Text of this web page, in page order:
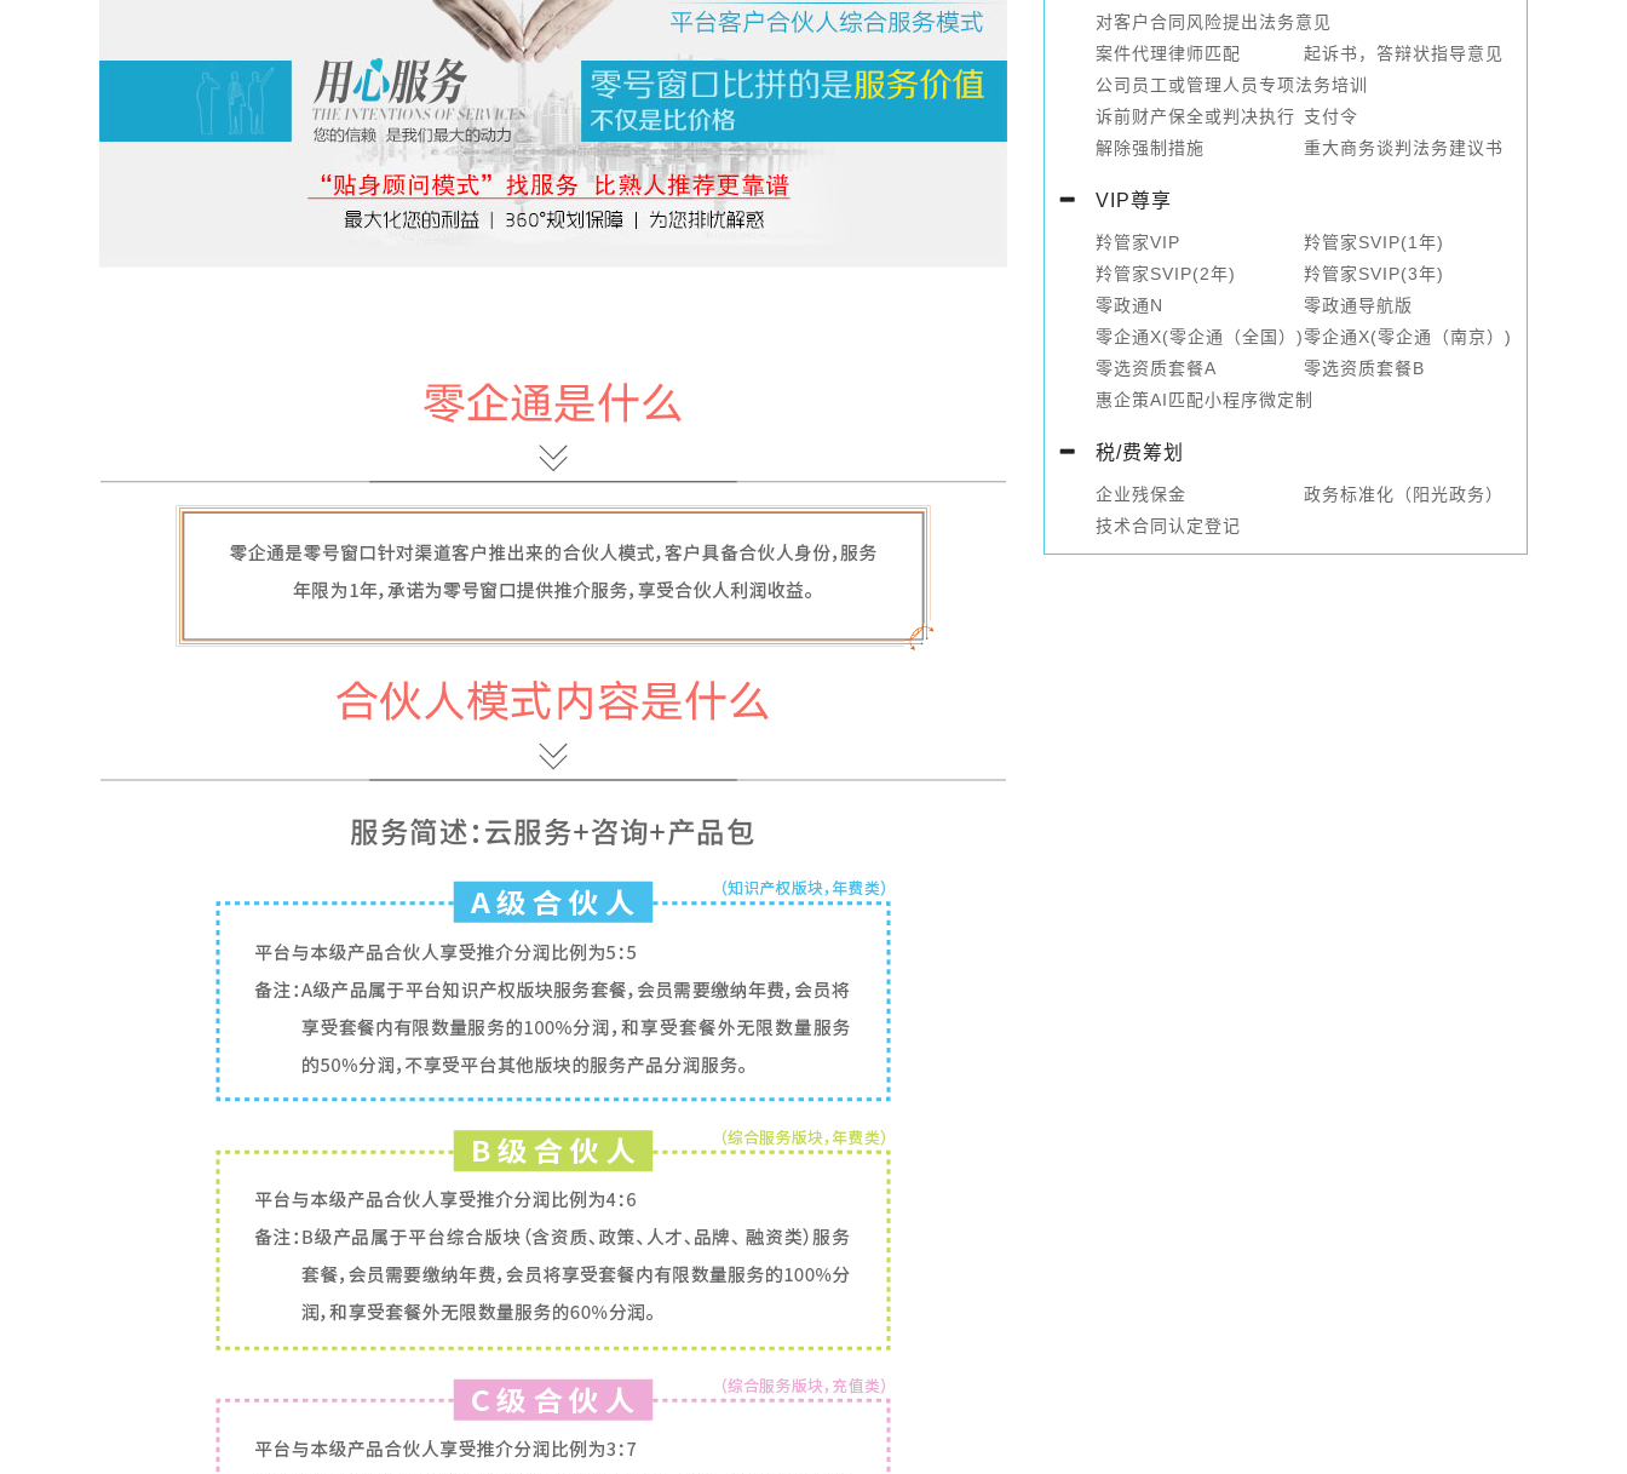
对客户合同风险提出法务意见
案件代理律师匹配
起诉书，答辩状指导意见
公司员工或管理人员专项法务培训
诉前财产保全或判决执行 支付令
解除强制措施
重大商务谈判法务建议书
VIP尊享
羚管家VIP
羚管家SVIP(1年)
羚管家SVIP(2年)
羚管家SVIP(3年)
零政通N
零政通导航版
零企通X(零企通（全国）)零企通X(零企通（南京）)
零选资质套餐A
零选资质套餐B
惠企策AI匹配小程序微定制
税/费筹划
企业残保金
政务标准化（阳光政务）
技术合同认定登记